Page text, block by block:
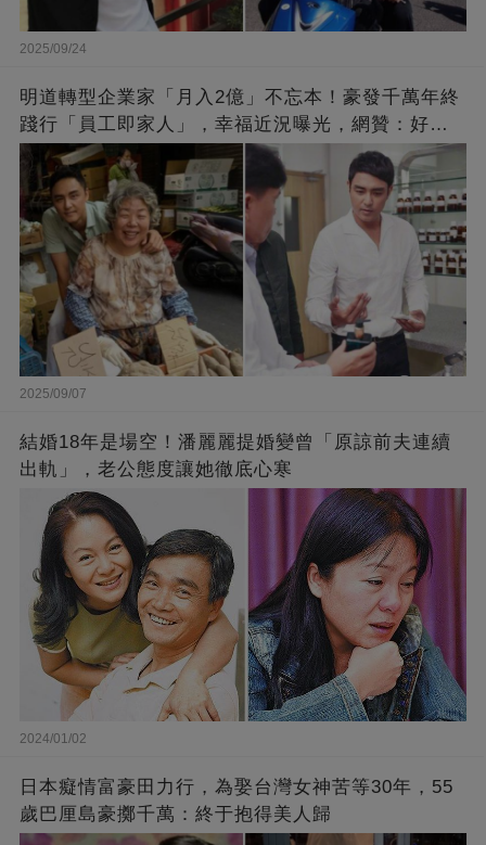
2025/09/24
明道轉型企業家「月入2億」不忘本！豪發千萬年終
踐行「員工即家人」，幸福近況曝光，網贊：好老
闆的福報
2025/09/07
結婚18年是場空！潘麗麗提婚變曾「原諒前夫連續
出軌」，老公態度讓她徹底心寒
2024/01/02
日本癡情富豪田力行，為娶台灣女神苦等30年，55
歲巴厘島豪擲千萬：終于抱得美人歸